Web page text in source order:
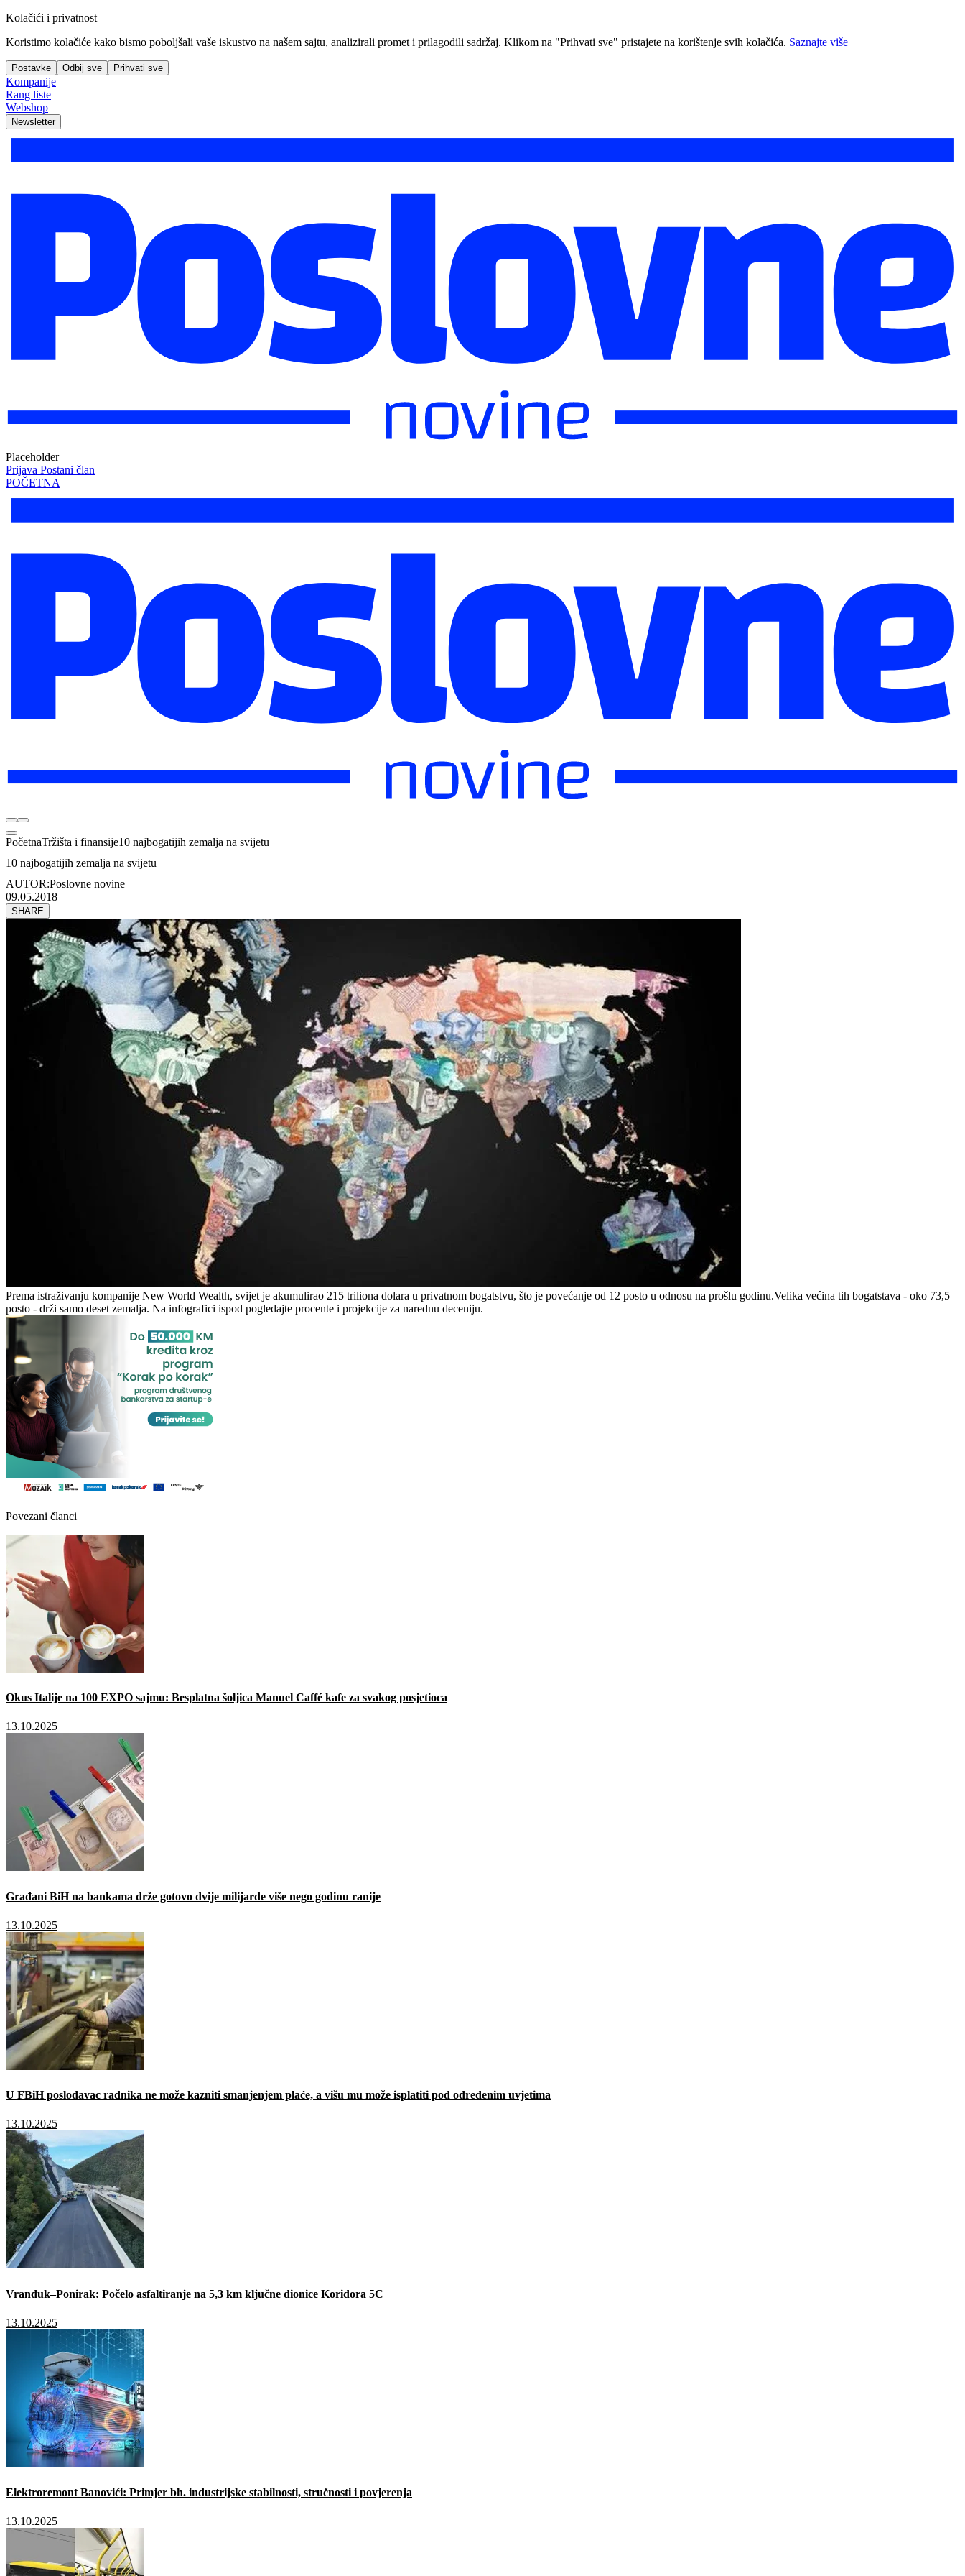
Kolačići i privatnost
Koristimo kolačiće kako bismo poboljšali vaše iskustvo na našem sajtu, analizirali promet i prilagodili sadržaj. Klikom na "Prihvati sve" pristajete na korištenje svih kolačića. Saznajte više
Postavke Odbij sve Prihvati sve
Kompanije
Rang liste
Webshop
Newsletter
Placeholder
Prijava Postani član
POČETNA
PočetnaTržišta i finansije10 najbogatijih zemalja na svijetu
10 najbogatijih zemalja na svijetu
AUTOR:Poslovne novine
09.05.2018
SHARE
Prema istraživanju kompanije New World Wealth, svijet je akumulirao 215 triliona dolara u privatnom bogatstvu, što je povećanje od 12 posto u odnosu na prošlu godinu.Velika većina tih bogatstava - oko 73,5
posto - drži samo deset zemalja. Na infografici ispod pogledajte procente i projekcije za narednu deceniju.
Povezani članci
Okus Italije na 100 EXPO sajmu: Besplatna šoljica Manuel Caffé kafe za svakog posjetioca
13.10.2025
Građani BiH na bankama drže gotovo dvije milijarde više nego godinu ranije
13.10.2025
U FBiH poslodavac radnika ne može kazniti smanjenjem plaće, a višu mu može isplatiti pod određenim uvjetima
13.10.2025
Vranduk–Ponirak: Počelo asfaltiranje na 5,3 km ključne dionice Koridora 5C
13.10.2025
Elektroremont Banovići: Primjer bh. industrijske stabilnosti, stručnosti i povjerenja
13.10.2025